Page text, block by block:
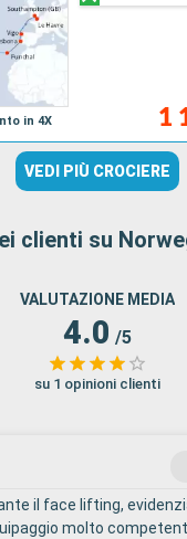
in 4X 1
VEDI PIÙ CROCIERE
clienti su
VALUTAZIONE MEDIA
4.0 /5
su 1 opinioni clienti
il face lifting,
molto